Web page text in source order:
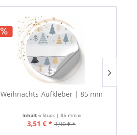
Weihnachts-Aufkleber | 85 mm
Inhalt 6 Stück | 85 mm ø
3,51 € * 3,90 € *